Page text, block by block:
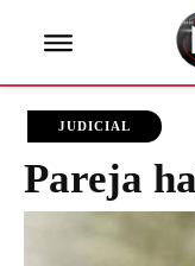
JUDICIAL
Pareja